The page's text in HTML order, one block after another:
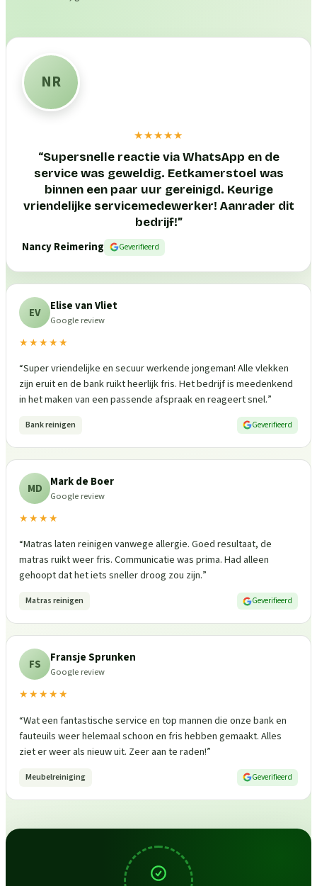
NR
★★★★★
“Supersnelle reactie via WhatsApp en de
service was geweldig. Eetkamerstoel was
binnen een paar uur gereinigd. Keurige
vriendelijke servicemedewerker! Aanrader dit
bedrijf!”
Nancy Reimering
Geverifieerd
EV Elise van Vliet
Google review
★★★★★
“Super vriendelijke en secuur werkende jongeman! Alle vlekken
zijn eruit en de bank ruikt heerlijk fris. Het bedrijf is meedenkend
in het maken van een passende afspraak en reageert snel.”
Bank reinigen Geverifieerd
MD Mark de Boer
Google review
★★★★
“Matras laten reinigen vanwege allergie. Goed resultaat, de
matras ruikt weer fris. Communicatie was prima. Had alleen
gehoopt dat het iets sneller droog zou zijn.”
Matras reinigen Geverifieerd
FS Fransje Sprunken
Google review
★★★★★
“Wat een fantastische service en top mannen die onze bank en
fauteuils weer helemaal schoon en fris hebben gemaakt. Alles
ziet er weer als nieuw uit. Zeer aan te raden!”
Meubelreiniging Geverifieerd